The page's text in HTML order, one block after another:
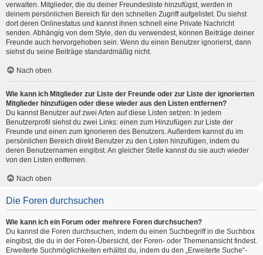
verwalten. Mitglieder, die du deiner Freundesliste hinzufügst, werden in
deinem persönlichen Bereich für den schnellen Zugriff aufgelistet. Du siehst
dort deren Onlinestatus und kannst ihnen schnell eine Private Nachricht
senden. Abhängig von dem Style, den du verwendest, können Beiträge deiner
Freunde auch hervorgehoben sein. Wenn du einen Benutzer ignorierst, dann
siehst du seine Beiträge standardmäßig nicht.
Nach oben
Wie kann ich Mitglieder zur Liste der Freunde oder zur Liste der ignorierten
Mitglieder hinzufügen oder diese wieder aus den Listen entfernen?
Du kannst Benutzer auf zwei Arten auf diese Listen setzen: In jedem
Benutzerprofil siehst du zwei Links: einen zum Hinzufügen zur Liste der
Freunde und einen zum Ignorieren des Benutzers. Außerdem kannst du im
persönlichen Bereich direkt Benutzer zu den Listen hinzufügen, indem du
deren Benutzernamen eingibst. An gleicher Stelle kannst du sie auch wieder
von den Listen entfernen.
Nach oben
Die Foren durchsuchen
Wie kann ich ein Forum oder mehrere Foren durchsuchen?
Du kannst die Foren durchsuchen, indem du einen Suchbegriff in die Suchbox
eingibst, die du in der Foren-Übersicht, der Foren- oder Themenansicht findest.
Erweiterte Suchmöglichkeiten erhältst du, indem du den „Erweiterte Suche“-